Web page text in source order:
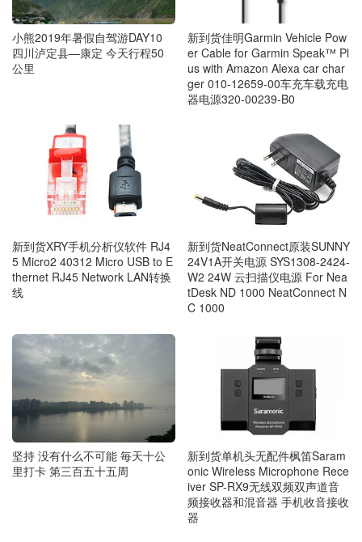
小熊2019年暑假自驾游DAY10
四川泸定县—康定 今天行程50
公里
新到货佳明Garmin Vehicle Pow
er Cable for Garmin Speak™ Pl
us with Amazon Alexa car char
ger 010-12659-00车充车载充电
器电源320-00239-B0
新到货XRY手机分析仪软件 RJ4
5 Micro2 40312 Micro USB to E
thernet RJ45 Network LAN转换
线
新到货NeatConnect原装SUNNY
24V1A开关电源 SYS1308-2424-
W2 24W 云扫描仪电源 For Nea
tDesk ND 1000 NeatConnect N
C 1000
坚持 没有什么不可能 毎天十公
里打卡 第三百五十五周
新到货单机头无配件枫笛Saram
onic Wireless Microphone Rece
iver SP-RX9无线双频双声道音
频接收器和混音器 手机收音接收
器